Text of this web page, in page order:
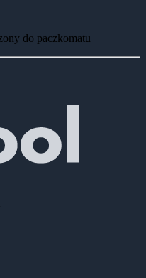
do paczkomatu